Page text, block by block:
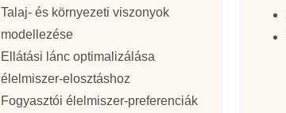
Talaj- és környezeti viszonyok
modellezése
Ellátási lánc optimalizálása
élelmiszer-elosztáshoz
Fogyasztói élelmiszer-preferenciák